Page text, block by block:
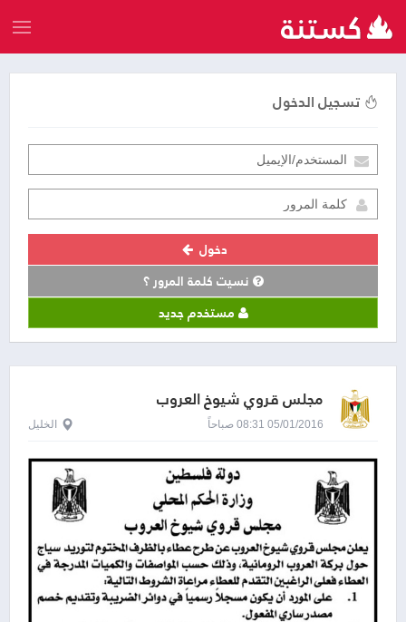
تسجيل الدخول
دخول
نسيت كلمة المرور ؟
مستخدم جديد
مجلس قروي شيوخ العروب
05/01/2016 08:31 صباحاً الخليل